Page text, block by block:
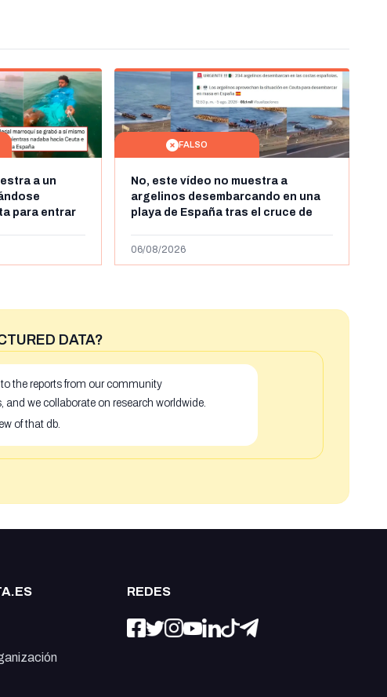
a un
para entrar
y el autor lo
FALSO
No, este vídeo no muestra a
argelinos desembarcando en una
playa de España tras el cruce de
de julio de 2026: son imágenes de
06/08/2026
DATA?
the reports from our community
we collaborate on research worldwide.
of that db.
REDES